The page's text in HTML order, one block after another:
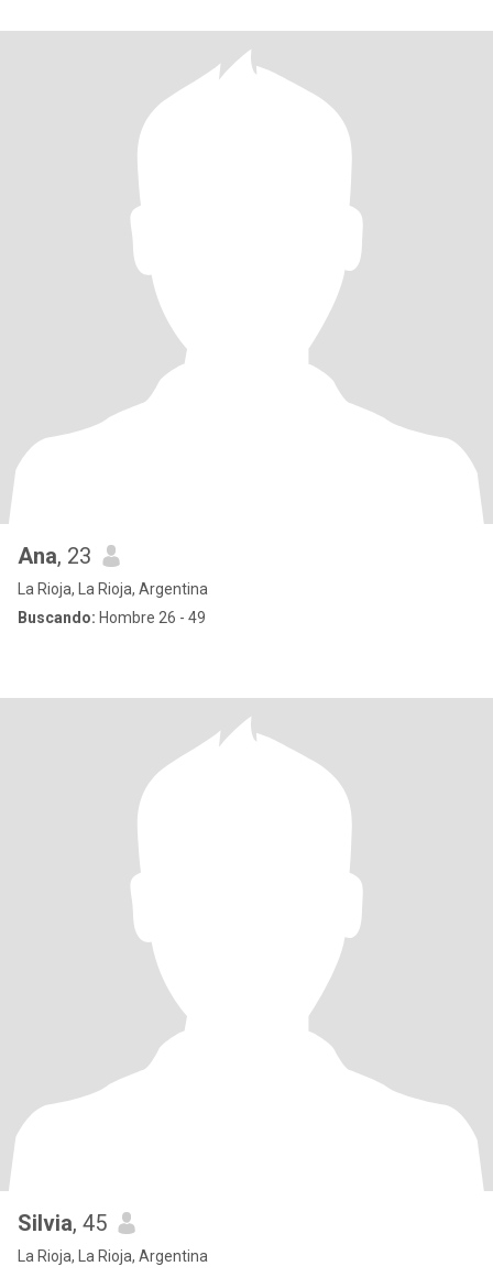
Ana, 23
La Rioja, La Rioja, Argentina
Buscando: Hombre 26 - 49
Silvia, 45
La Rioja, La Rioja, Argentina